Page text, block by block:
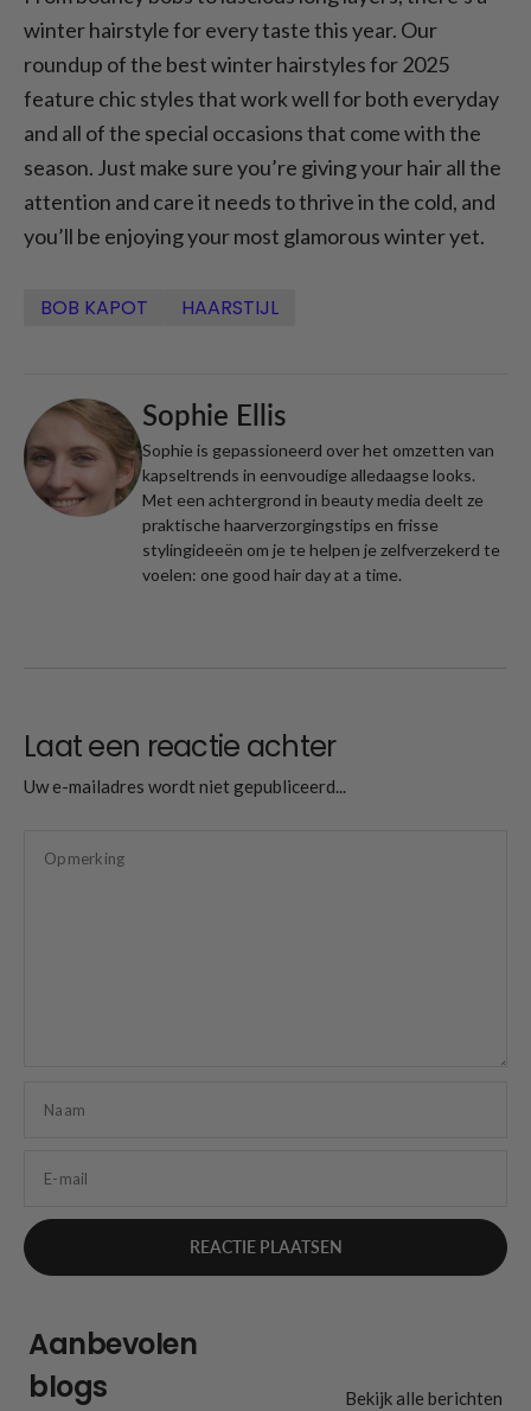
winter hairstyle for every taste this year. Our
roundup of the best winter hairstyles for 2025
feature chic styles that work well for both everyday
and all of the special occasions that come with the
season. Just make sure you’re giving your hair all the
attention and care it needs to thrive in the cold, and
you’ll be enjoying your most glamorous winter yet.
BOB KAPOT HAARSTIJL
Sophie Ellis
Sophie is gepassioneerd over het omzetten van
kapseltrends in eenvoudige alledaagse looks.
Met een achtergrond in beauty media deelt ze
praktische haarverzorgingstips en frisse
stylingideeën om je te helpen je zelfverzekerd te
voelen: one good hair day at a time.
Laat een reactie achter
Uw e-mailadres wordt niet gepubliceerd...
Opmerking
Naam
E-mail
Aanbevolen
blogs
Bekijk alle berichten